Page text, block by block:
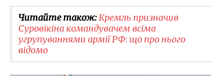
Читайте також:Кремль призначив
Суровікіна командувачем всіма
угрупуваннями армії РФ: що про нього
відомо